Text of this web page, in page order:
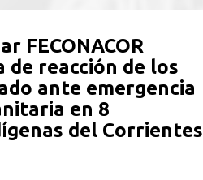
FECONACOR
reacción de los
ante emergencia
en 8
del Corrientes